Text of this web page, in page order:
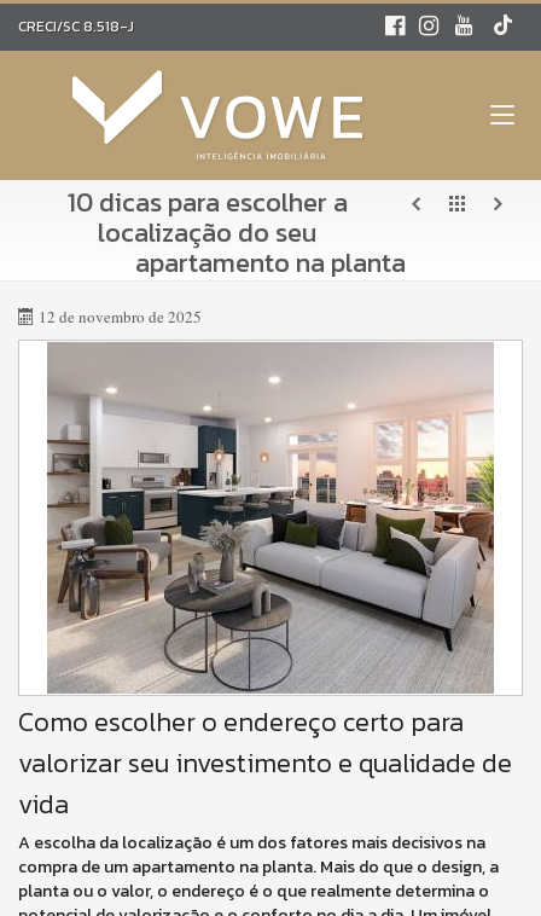
CRECI/SC 8.518-J
10 dicas para escolher a
localização do seu
apartamento na planta
12 de novembro de 2025
Como escolher o endereço certo para
valorizar seu investimento e qualidade de
vida
A escolha da localização é um dos fatores mais decisivos na
compra de um apartamento na planta. Mais do que o design, a
planta ou o valor, o endereço é o que realmente determina o